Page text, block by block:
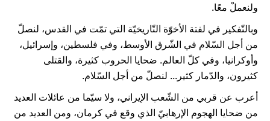
ولنعملْ معًا.
وبالتّفكير في لفتة الأخوّة التّاريخيّة التي تمّت في القدس، لنصلّ
من أجل السّلام في الشّرق الأوسط، وفي فلسطين، وإسرائيل،
وأوكرانيا، وفي كلّ العالم. ضحايا الحروب كثيرة، والقتلى
كثيرون، والدّمار كثير... لنصلّ من أجل السّلام.
أعرب عن قربي من الشّعب الإيراني، ولا سيّما من عائلات العديد
من ضحايا الهجوم الإرهابيّ الذي وقع في كرمان، ومن العديد من